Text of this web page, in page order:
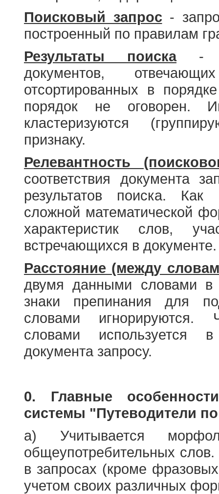
Поисковый запрос-
построенный по правилам
Результаты поиска-
документов,
отсортированных в
порядок не оговорен.
кластеризуются
признаку.
Релевантность
соответствия документа
результатов поиска.
сложной математической
характеристик слов,
встречающихся в документе.
Расстояние (между
двумя данными словами в
знаки препинания для
словами игнорируются.
словами используется в
документа запросу.
0. Главные
системы "Путеводители
а) Учитывается
общеупотребительных
в запросах (кроме
учетом своих различных